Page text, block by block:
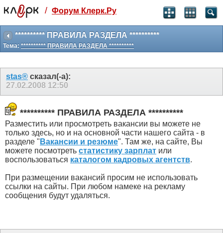
Святые угодники, Клерк без рекламы
прекрасен:)
месяц
3 месяца
259 ₽
-10%
499 ₽
-15%
Отмена Оплатить
/ Форум Клерк.Ру
********** ПРАВИЛА РАЗДЕЛА **********
Тема: ********** ПРАВИЛА РАЗДЕЛА **********
stas® сказал(-а):
27.02.2008 12:50
********** ПРАВИЛА РАЗДЕЛА **********
Разместить или просмотреть вакансии вы можете не
только здесь, но и на основной части нашего сайта - в
разделе " Вакансии и резюме". Там же, на сайте, Вы
можете посмотреть статистику зарплат или
воспользоваться каталогом кадровых агентств.
При размещении вакансий просим не использовать
ссылки на сайты. При любом намеке на рекламу
сообщения будут удаляться.